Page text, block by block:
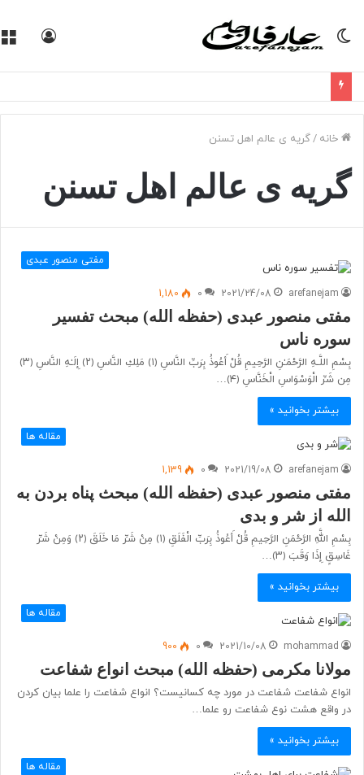
تغییر
خانه /گریه ی عالم اهل تسنن
گریه ی عالم اهل تسنن
مفتی منصور عبدی
arefanejam
2021/24/08
0
1,180
مفتی منصور عبدی (حفظه الله) مبحث تفسیر
سوره ناس
بِسْمِ اللَّـهِ الرَّ‌حْمَـٰنِ الرَّ‌حِيمِ قُلْ أَعُوذُ بِرَ‌بِّ النَّاسِ ﴿١﴾ مَلِكِ النَّاسِ ﴿٢﴾ إِلَـٰهِ النَّاسِ ﴿٣﴾
مِن شَرِّ‌ الْوَسْوَاسِ الْخَنَّاسِ ﴿٤﴾…
بیشتر بخوانید »
مقاله ها
arefanejam
2021/19/08
0
1,139
مفتی منصور عبدی (حفظه الله) مبحث پناه بردن به
الله از شر و بدی
بِسْمِ اللَّهِ الرَّحْمَنِ الرَّحِيمِ قُلْ أَعُوذُ بِرَبِّ الْفَلَقِ ﴿۱﴾ مِنْ شَرِّ مَا خَلَقَ ﴿۲﴾ وَمِنْ شَرِّ
غَاسِقٍ إِذَا وَقَبَ ﴿۳﴾…
بیشتر بخوانید »
مقاله ها
mohammad
2021/10/08
0
900
مولانا مکرمی (حفظه الله) مبحث انواع شفاعت
انواع شفاعت شفاعت در مورد چه کسانیست؟ انواع شفاعت را علما بیان کردن
در واقع هشت نوع شفاعت رو علما…
بیشتر بخوانید »
مقاله ها